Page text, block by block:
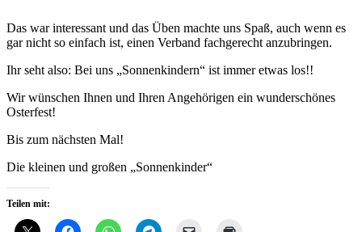
Das war interessant und das Üben machte uns Spaß, auch wenn es
gar nicht so einfach ist, einen Verband fachgerecht anzubringen.
Ihr seht also: Bei uns „Sonnenkindern“ ist immer etwas los!!
Wir wünschen Ihnen und Ihren Angehörigen ein wunderschönes
Osterfest!
Bis zum nächsten Mal!
Die kleinen und großen „Sonnenkinder“
Teilen mit: